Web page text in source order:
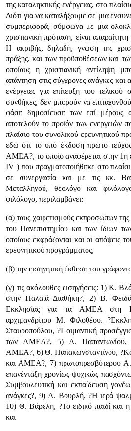
της καταληκτικής ενέργειας, στο
Διότι για να καταλήξουμε σε μια
συμπεριφορά, σύμφωνα με μια
χριστιανική πρόταση, είναι
Η ακριβής, δηλαδή, γνώση της
πράξης, και των προϋποθέσεων και
οποίους η χριστιανική αντίληψη
απάντηση στις σύγχρονες ανάγκες και
ενέργειες για επίτευξη του
συνθήκες, δεν μπορούν να
φάση δημοσίευση των επί μέρους
αποτελούν το προϊόν των ενεργειών
πλαίσιο του συνολικού ερευνητικού
εδώ ότι το υπό έκδοση πρώτο
ΑΜΕΑ?, το οποίο αναφέρεται στην
IV ) που πραγματοποιήθηκε στο
σε συνεργασία και με τις κκ.
Μεταλληνού, θεολόγο και
φιλόλογο, περιλαμβάνει:
(α) τους χαιρετισμούς εκπροσώπων της
του Πανεπιστημίου και των ίδιων
οποίους εκφράζονται και οι απόψεις
ερευνητικού προγράμματος,
(β) την εισηγητική έκθεση του
(γ) τις ακόλουθες εισηγήσεις: 1) Κ.
στην Παλαιά Διαθήκη?, 2) Β.
Εκκλησίας για τα ΑΜΕΑ στη
αρχιμανδρίτου Μ. Φιλοθέου,
Σταυροπούλου, ?Ποιμαντική
των ΑΜΕΑ?, 5) Α. Παπαντωνίου,
ΑΜΕΑ?, 6) Θ. Παπακωνσταντίνου,
και ΑΜΕΑ?, 7) πρωτοπρεσβύτερου Α.
επανένταξη χρονίως ψυχικώς
Συμβουλευτική και εκπαίδευση
ανάγκες?, 9) Α. Βουρλή, ?Η ιερά
10) Θ. Βάρελη, ?Το ειδικό παιδί και
και